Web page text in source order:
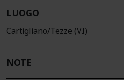
LUOGO
Cartigliano/Tezze (VI)
NOTE